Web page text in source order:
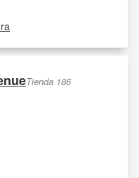
Tienda 186